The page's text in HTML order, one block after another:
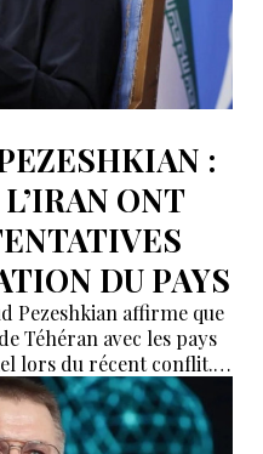
:
ONT
DU PAYS
Pezeshkian affirme que
Téhéran avec les pays
lors du récent conflit.
auraient empêché des
aux frontières